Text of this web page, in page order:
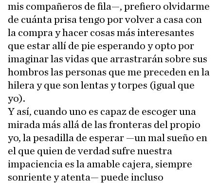
mis compañeros de fila—, prefiero olvidarme
de cuánta prisa tengo por volver a casa con
la compra y hacer cosas más interesantes
que estar allí de pie esperando y opto por
imaginar las vidas que arrastrarán sobre sus
hombros las personas que me preceden en la
hilera y que son lentas y torpes (igual que
yo).
Y así, cuando uno es capaz de escoger una
mirada más allá de las fronteras del propio
yo, la pesadilla de esperar —un mal sueño en
el que quien de verdad sufre nuestra
impaciencia es la amable cajera, siempre
sonriente y atenta— puede incluso